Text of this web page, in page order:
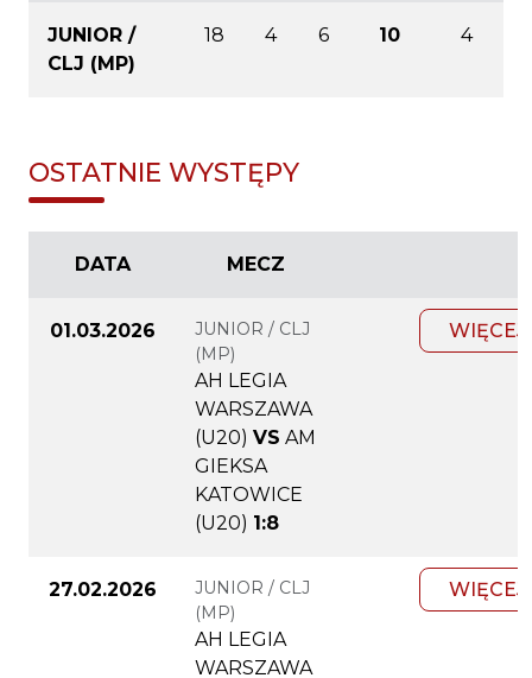
JUNIOR /
CLJ (MP)
18 4 6 10 4
OSTATNIE WYSTĘPY
DATA MECZ
01.03.2026
JUNIOR / CLJ
(MP)
AH LEGIA
WARSZAWA
(U20) VS AM
GIEKSA
KATOWICE
(U20) 1:8
WIĘCEJ
27.02.2026
JUNIOR / CLJ
(MP)
AH LEGIA
WARSZAWA
WIĘCEJ